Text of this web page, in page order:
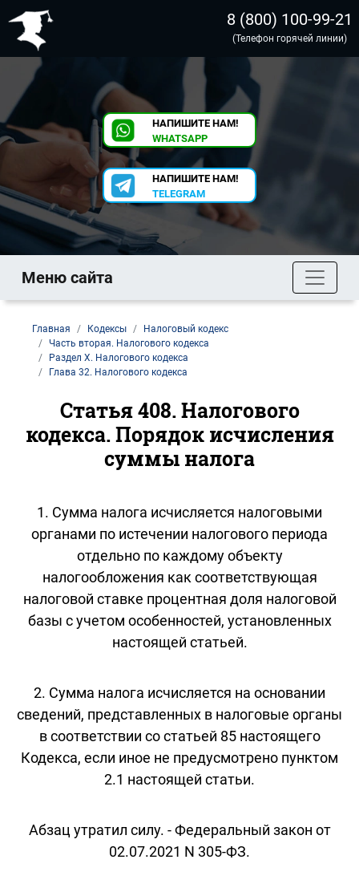
8 (800) 100-99-21
(Телефон горячей линии)
НАПИШИТЕ НАМ!
WHATSAPP
НАПИШИТЕ НАМ!
TELEGRAM
Меню сайта
Главная Кодексы
Налоговый кодекс
Часть вторая. Налогового кодекса
Раздел X. Налогового кодекса
Глава 32. Налогового кодекса
Статья 408. Налогового
кодекса. Порядок исчисления
суммы налога
1. Сумма налога исчисляется налоговыми
органами по истечении налогового периода
отдельно по каждому объекту
налогообложения как соответствующая
налоговой ставке процентная доля налоговой
базы с учетом особенностей, установленных
настоящей статьей.
2. Сумма налога исчисляется на основании
сведений, представленных в налоговые органы
в соответствии со статьей 85 настоящего
Кодекса, если иное не предусмотрено пунктом
2.1 настоящей статьи.
Абзац утратил силу. - Федеральный закон от
02.07.2021 N 305-ФЗ.